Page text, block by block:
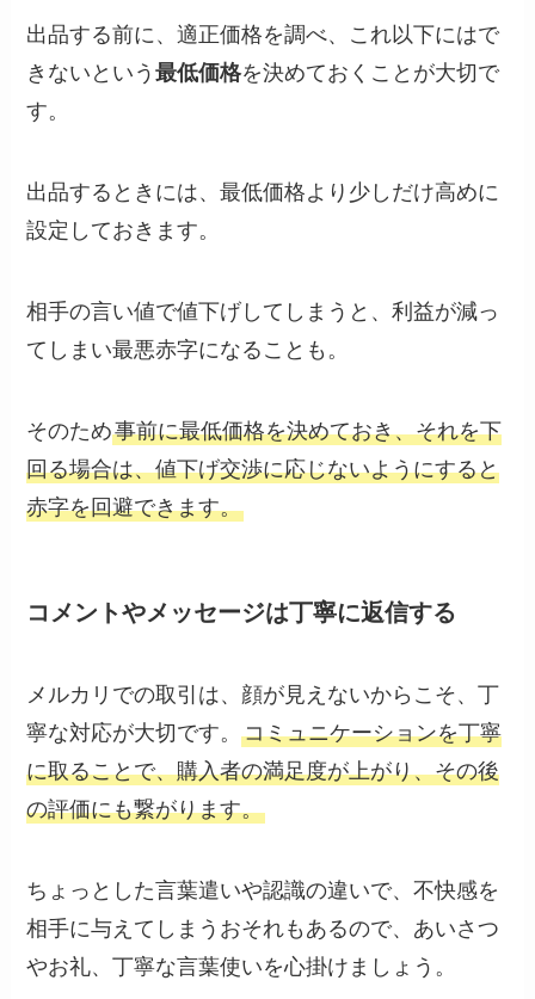
出品する前に、適正価格を調べ、これ以下にはで
きないという最低価格を決めておくことが大切で
す。
出品するときには、最低価格より少しだけ高めに
設定しておきます。
相手の言い値で値下げしてしまうと、利益が減っ
てしまい最悪赤字になることも。
そのため事前に最低価格を決めておき、それを下
回る場合は、値下げ交渉に応じないようにすると
赤字を回避できます。
コメントやメッセージは丁寧に返信する
メルカリでの取引は、顔が見えないからこそ、丁
寧な対応が大切です。コミュニケーションを丁寧
に取ることで、購入者の満足度が上がり、その後
の評価にも繋がります。
ちょっとした言葉遣いや認識の違いで、不快感を
相手に与えてしまうおそれもあるので、あいさつ
やお礼、丁寧な言葉使いを心掛けましょう。